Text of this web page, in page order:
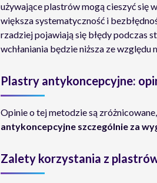
używające plastrów mogą cieszyć się
większa systematyczność i
rzadziej pojawiają się błędy podczas
wchłaniania będzie niższa ze względu
Plastry antykoncepcyjne:
Opinie o tej metodzie są
antykoncepcyjne szczególnie za
Zalety korzystania z